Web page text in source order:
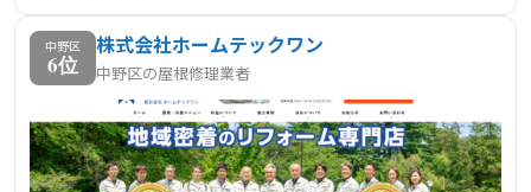
中野区
6位
株式会社ホームテックワン
中野区の屋根修理業者